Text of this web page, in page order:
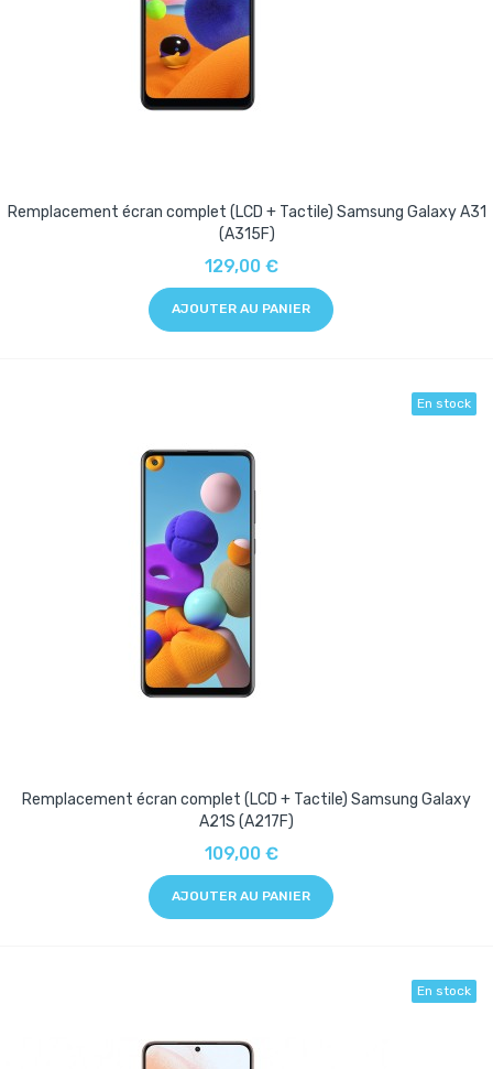
Remplacement écran complet (LCD + Tactile) Samsung Galaxy A31
(A315F)
129,00 €
AJOUTER AU PANIER
En stock
Remplacement écran complet (LCD + Tactile) Samsung Galaxy
A21S (A217F)
109,00 €
AJOUTER AU PANIER
En stock